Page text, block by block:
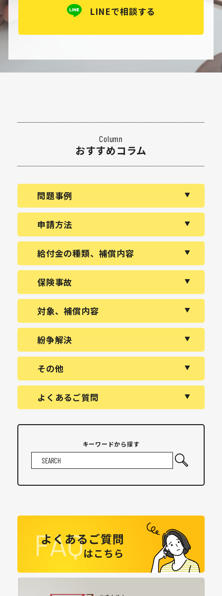
LINEで相談する
Column
おすすめコラム
問題事例
申請方法
給付金の種類、補償内容
保険事故
対象、補償内容
紛争解決
その他
よくあるご質問
キーワードから探す